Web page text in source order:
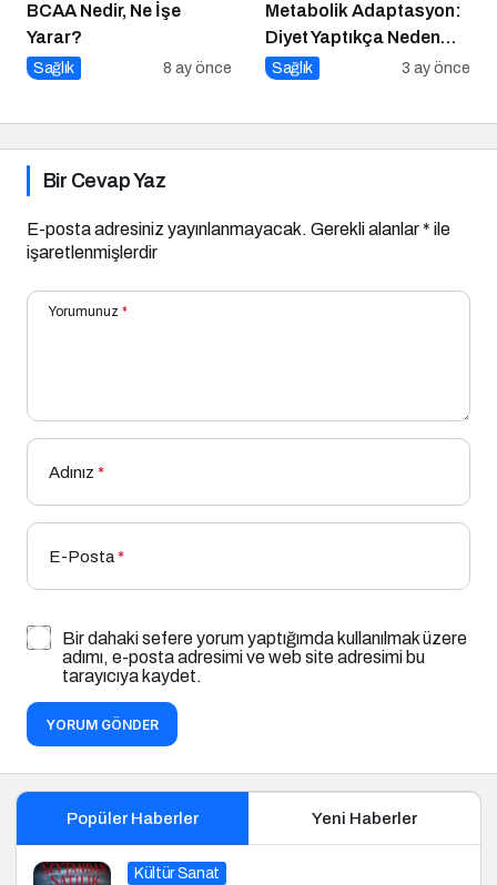
BCAA Nedir, Ne İşe
Yarar?
Sağlık 8 ay önce
Metabolik Adaptasyon:
Diyet Yaptıkça Neden
Kilo Vermek Zorlaşır?
Sağlık 3 ay önce
Bir Cevap Yaz
E-posta adresiniz yayınlanmayacak. Gerekli alanlar* ile
işaretlenmişlerdir
Yorumunuz *
Adınız *
E-Posta*
Bir dahaki sefere yorum yaptığımda kullanılmak üzere
adımı, e-posta adresimi ve web site adresimi bu
tarayıcıya kaydet.
YORUM GÖNDER
Popüler Haberler Yeni Haberler
Kültür Sanat